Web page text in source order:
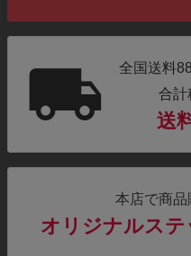
全国送料
合計
送
本店で商
オリジナルス